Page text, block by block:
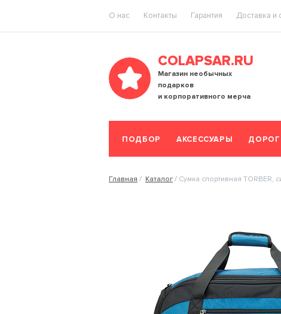
O нас Контакты Гарантия Доставка и
COLAPSAR.RU
Магазин необычных
подарков
и корпоративного мерча
ПОДБОР АКСЕССУАРЫ
Главная Каталог Сумка спортивная TORBER,